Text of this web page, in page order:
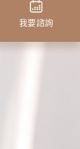
我要諮詢